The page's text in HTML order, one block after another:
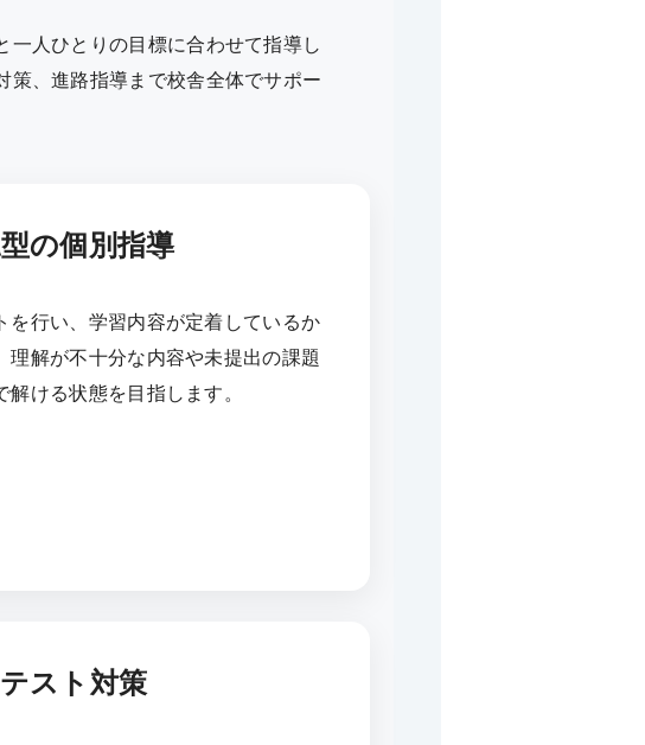
一人ひとりの目標に合わせて指導し
策、進路指導まで校舎全体でサポー
の個別指導
を行い、学習内容が定着しているか
理解が不十分な内容や未提出の課題
ける状態を目指します。
スト対策